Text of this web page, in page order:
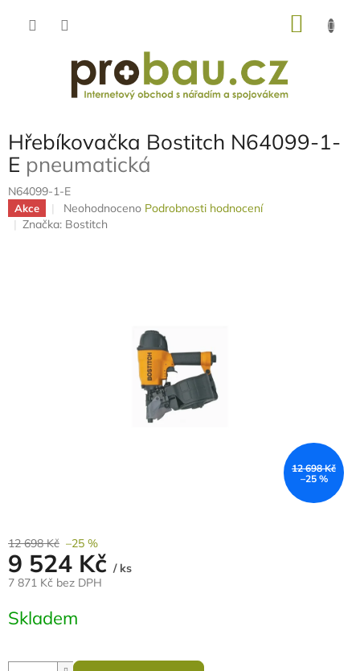
Hřebíkovačka Bostitch N64099-1-
E pneumatická
N64099-1-E
Akce
Průměrné
hodnocení
Neohodnoceno Podrobnosti hodnocení
Značka: Bostitch
12 698 Kč
–25 %
12 698 Kč –25 %
9 524 Kč / ks
7 871 Kč bez DPH
cena:
Skladem